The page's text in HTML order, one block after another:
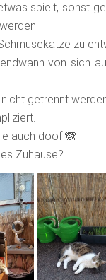
spielt, sonst
zu
von sich
getrennt
auch doof 🙈
Zuhause?